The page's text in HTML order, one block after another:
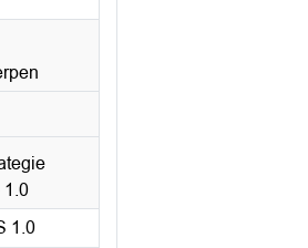
1.0
1.0